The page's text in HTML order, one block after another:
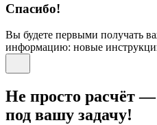
Спасибо!
Вы будете первыми получать
информацию: новые
Не просто расчёт
под вашу задачу!